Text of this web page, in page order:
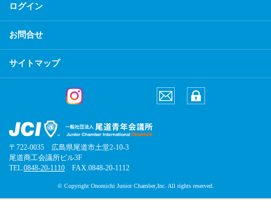
ログイン
お問合せ
サイトマップ
〒722-0035 広島県尾道市土堂2-10-3
尾道商工会議所ビル3F
TEL.0848-20-1110 FAX.0848-20-1112
© Copyright Onomichi Junior Chamber,Inc. All rights reserved.